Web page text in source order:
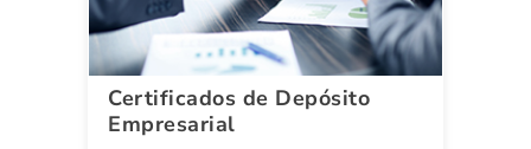
Certificados de Depósito
Empresarial